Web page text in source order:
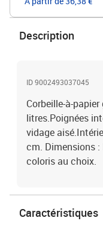
Description
ID 9002493037045
Corbeille-à-
litres.Poignées
vidage
cm. Dimensions :
coloris au choix.
Caractéristiques